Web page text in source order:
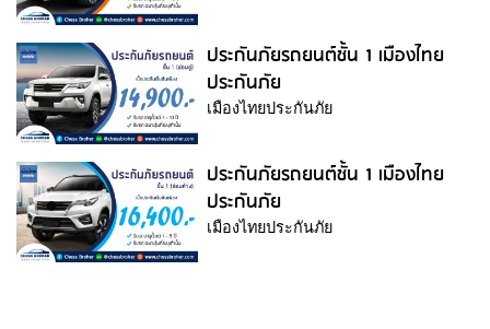
ประกันภัยรถยนต์ชั้น 1 เมืองไทย
ประกันภัย
เมืองไทยประกันภัย
ประกันภัยรถยนต์ชั้น 1 เมืองไทย
ประกันภัย
เมืองไทยประกันภัย